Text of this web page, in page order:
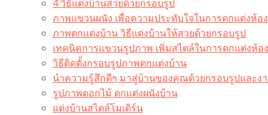
4 วิธีแต่งบ้านสวยด้วยกรอบรูป
ภาพแขวนผนัง เพื่อความประทับใจในการตกแต่งห้อง
ภาพตกแต่งบ้าน วิธีแต่งบ้านให้สวยด้วยกรอบรูป
เทคนิคการแขวนรูปภาพ เพิ่มสไตล์ในการตกแต่งห้อง
วิธีติดตั้งกรอบรูปภาพตกแต่งบ้าน
นำความรู้สึกดีๆ มาสู่บ้านของคุณด้วยกรอบรูปและง
รูปภาพดอกไม้ ตกแต่งผนังบ้าน
แต่งบ้านสไตล์โมเดิร์น